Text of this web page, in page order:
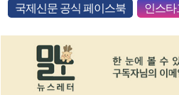
국제신문 공식 페이스북 인스타